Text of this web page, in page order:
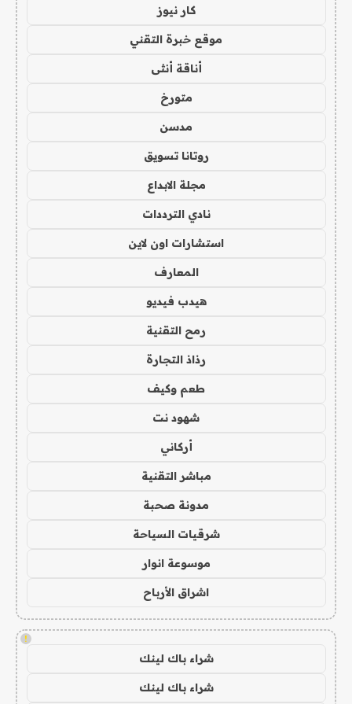
كار نيوز
موقع خبرة التقني
أناقة أنثى
متورخ
مدسن
روتانا تسويق
مجلة الابداع
نادي الترددات
استشارات اون لاين
المعارف
هيدب فيديو
رمح التقنية
رذاذ التجارة
طعم وكيف
شهود نت
أركاني
مباشر التقنية
مدونة صحبة
شرقيات السياحة
موسوعة انوار
اشراق الأرباح
!
شراء باك لينك
شراء باك لينك